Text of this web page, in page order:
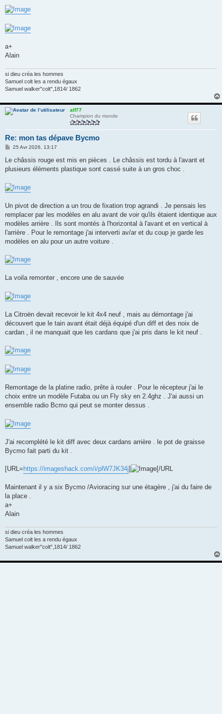
a+
Alain
si dieu créa les hommes
Samuel colt les a rendu égaux
Samuel walker"colt",1814/ 1862
alf77
Champion du monde
Re: mon tas dépave Bycmo
M
s
a
e
25 Avr 2026, 13:17
Le châssis rouge est mis en pièces . Le châssis est tordu à l'avant et
plusieurs éléments plastique sont cassé suite à un gros choc .
Un pivot de direction a un trou de fixation trop agrandi . Je pensais les
remplacer par les modèles en alu avant de voir qu'ils étaient identique aux
modèles arrière . Ils sont montés à l'horizontal à l'avant et en vertical à
l'arrière . Pour le remontage j'ai interverti av/ar et du coup je garde les
modèles en alu pour un autre voiture .
La voila remonter , encore une de sauvée
La Citroën devait recevoir le kit 4x4 neuf , mais au démontage j'ai
découvert que le tain avant était déjà équipé d'un diff et des noix de
cardan , il ne manquait que les cardans que j'ai pris dans le kit neuf .
Remontage de la platine radio, prête à rouler . Pour le récepteur j'ai le
choix entre un modèle Futaba ou un Fly sky en 2.4ghz . J'ai aussi un
ensemble radio Bcmo qui peut se monter dessus .
J'ai recomplété le kit diff avec deux cardans arrière . le pot de graisse
Bycmo fait parti du kit .
[URL=https://imageshack.com/i/plW7JK34j] [/URL
Maintenant il y a six Bycmo /Avioracing sur une étagère , j'ai du faire de
la place .
a+
Alain
si dieu créa les hommes
Samuel colt les a rendu égaux
Samuel walker"colt",1814/ 1862